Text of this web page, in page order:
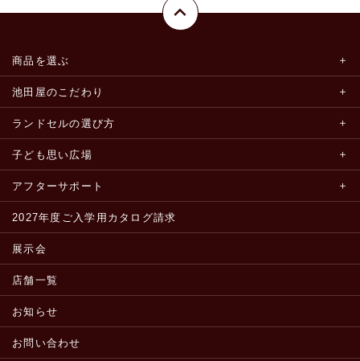
商品を選ぶ
池田屋のこだわり
ランドセルの選び方
子ども思い広場
アフターサポート
2027年度ご入学用カタログ請求
展示会
店舗一覧
お知らせ
お問い合わせ